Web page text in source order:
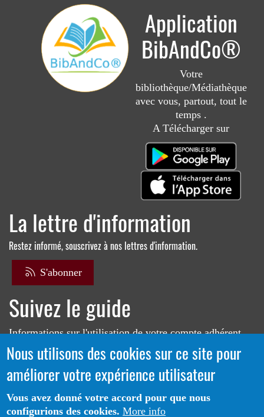
Application
BibAndCo®
Votre
bibliothèque/Médiathèque
avec vous, partout, tout le
temps .
A Télécharger sur
La lettre d'information
Restez informé, souscrivez à nos lettres d'information.
S'abonner
Suivez le guide
Informations sur l'utilisation de votre compte adhérent
Voir le guide
Nous utilisons des cookies sur ce site pour
améliorer votre expérience utilisateur
Vous avez donné votre accord pour que nous
configurions des cookies. More info